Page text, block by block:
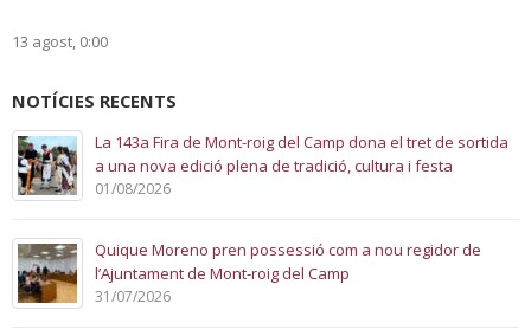
13 agost, 0:00
NOTÍCIES RECENTS
La 143a Fira de Mont-roig del Camp dona el tret de sortida
a una nova edició plena de tradició, cultura i festa
01/08/2026
Quique Moreno pren possessió com a nou regidor de
l’Ajuntament de Mont-roig del Camp
31/07/2026